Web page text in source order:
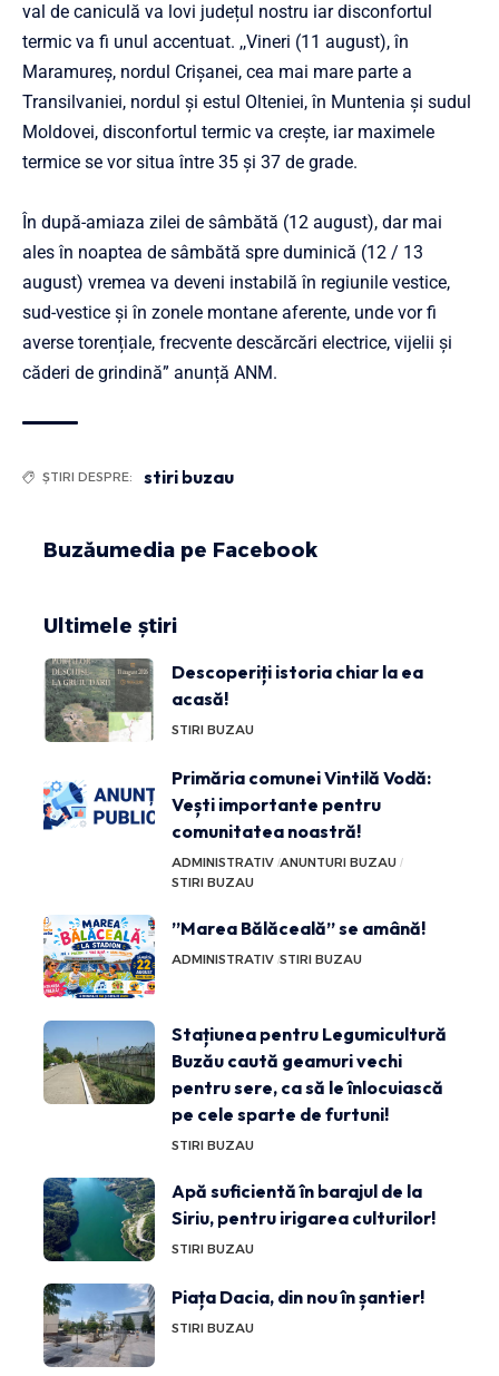
val de caniculă va lovi județul nostru iar disconfortul
termic va fi unul accentuat. ,,Vineri (11 august), în
Maramureș, nordul Crișanei, cea mai mare parte a
Transilvaniei, nordul și estul Olteniei, în Muntenia și sudul
Moldovei, disconfortul termic va crește, iar maximele
termice se vor situa între 35 și 37 de grade.
În după-amiaza zilei de sâmbătă (12 august), dar mai
ales în noaptea de sâmbătă spre duminică (12 / 13
august) vremea va deveni instabilă în regiunile vestice,
sud-vestice și în zonele montane aferente, unde vor fi
averse torențiale, frecvente descărcări electrice, vijelii și
căderi de grindină” anunță ANM.
ȘTIRI DESPRE: stiri buzau
Buzăumedia pe Facebook
Ultimele știri
Descoperiți istoria chiar la ea
acasă!
STIRI BUZAU
Primăria comunei Vintilă Vodă:
Vești importante pentru
comunitatea noastră!
ADMINISTRATIV ANUNTURI BUZAU
STIRI BUZAU
”Marea Bălăceală” se amână!
ADMINISTRATIV STIRI BUZAU
Stațiunea pentru Legumicultură
Buzău caută geamuri vechi
pentru sere, ca să le înlocuiască
pe cele sparte de furtuni!
STIRI BUZAU
Apă suficientă în barajul de la
Siriu, pentru irigarea culturilor!
STIRI BUZAU
Piața Dacia, din nou în șantier!
STIRI BUZAU